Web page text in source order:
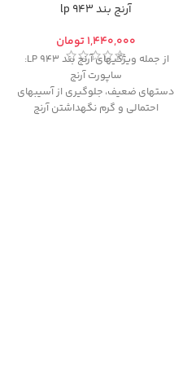
آرنج بند 943 lp
تومان
از جمله ویژگیهای آرنج بند 943 LP:
ساپورت آرنج
دستهای ضعيف، جلوگيری از آسيبهای
احتمالی و گرم نگهداشتن آرنج